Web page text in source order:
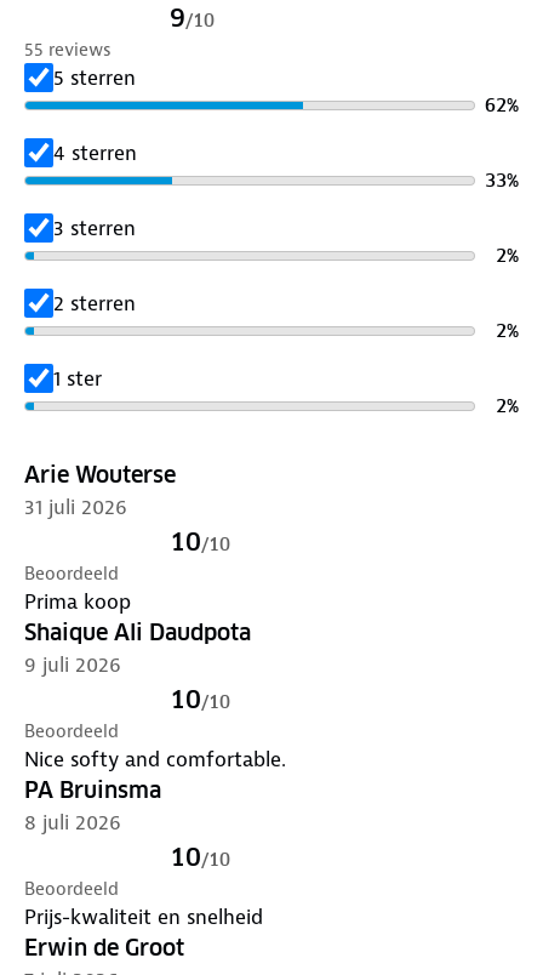
9/10
55 reviews
5 sterren
62%
4 sterren
33%
3 sterren
2%
2 sterren
2%
1 ster
2%
Arie Wouterse
31 juli 2026
10/10
Beoordeeld
Prima koop
Shaique Ali Daudpota
9 juli 2026
10/10
Beoordeeld
Nice softy and comfortable.
PA Bruinsma
8 juli 2026
10/10
Beoordeeld
Prijs-kwaliteit en snelheid
Erwin de Groot